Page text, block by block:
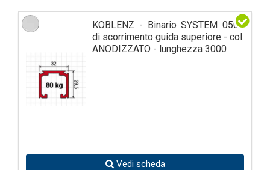
KOBLENZ - Binario SYSTEM 0500
di scorrimento guida superiore - col.
ANODIZZATO - lunghezza 3000
Vedi scheda